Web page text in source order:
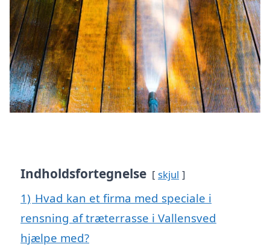
Indholdsfortegnelse skjul
1) Hvad kan et firma med speciale i
rensning af træterrasse i Vallensved
hjælpe med?